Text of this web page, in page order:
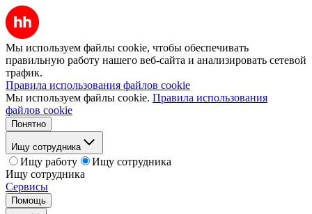
Мы используем файлы cookie, чтобы обеспечивать
правильную работу нашего веб-сайта и анализировать сетевой
трафик.
Правила использования файлов cookie
Мы используем файлы cookie. Правила использования
файлов cookie
Понятно
Ищу сотрудника
Ищу работу
Ищу сотрудника
Ищу сотрудника
Сервисы
Помощь